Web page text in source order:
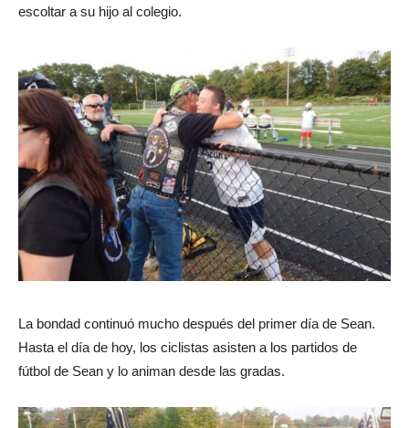
escoltar a su hijo al colegio.
La bondad continuó mucho después del primer día de Sean.
Hasta el día de hoy, los ciclistas asisten a los partidos de
fútbol de Sean y lo animan desde las gradas.